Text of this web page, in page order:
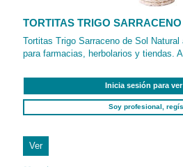
TORTITAS TRIGO SARRACENO
Tortitas Trigo Sarraceno de Sol
para farmacias, herbolarios y tiendas.
Inicia sesión para
Soy profesional,
Ver